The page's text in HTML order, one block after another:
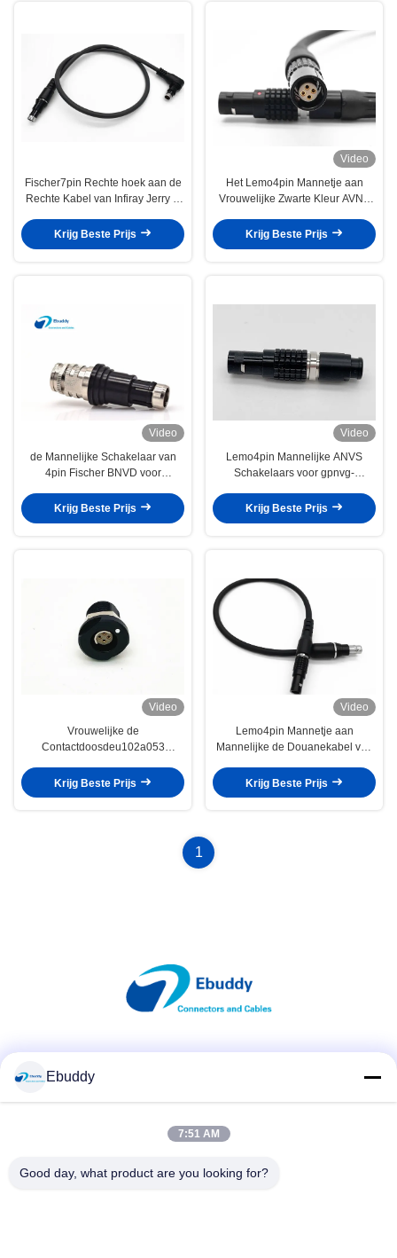
Fischer7pin Rechte hoek aan de
Rechte Kabel van Infiray Jerry C
Systemen
Krijg Beste Prijs
Video
Het Lemo4pin Mannetje aan
Vrouwelijke Zwarte Kleur AVNS
System
Krijg Beste Prijs
Video
de Mannelijke Schakelaar van
4pin Fischer BNVD voor
Nachtvisie
Krijg Beste Prijs
Video
Lemo4pin Mannelijke ANVS
Schakelaars voor gpnvg-
Cel het Verre Batterij
Krijg Beste Prijs
Video
Vrouwelijke de
Contactdoosdeu102a053
Fischer voor het Apparaat van de
Nachtvisie
Krijg Beste Prijs
Video
Lemo4pin Mannetje aan
Mannelijke de Douanekabel van
van de Nachtvisie
Krijg Beste Prijs
1
Snel contact
Telefoon
Ebuddy
7:51 AM
Good day, what product are you looking for?